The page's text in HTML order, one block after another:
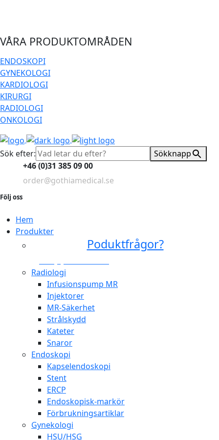
VÅRA PRODUKTOMRÅDEN
ENDOSKOPI
GYNEKOLOGI
KARDIOLOGI
KIRURGI
RADIOLOGI
ONKOLOGI
Sök efter:
Sökknapp
+46 (0)31 385 09 00
order@gothiamedical.se
Följ oss
Hem
Produkter
Poduktfrågor?
Radiologi
Infusionspump MR
Injektorer
MR-Säkerhet
Strålskydd
Kateter
Snaror
Endoskopi
Kapselendoskopi
Stent
ERCP
Endoskopisk-markör
Förbrukningsartiklar
Gynekologi
HSU/HSG